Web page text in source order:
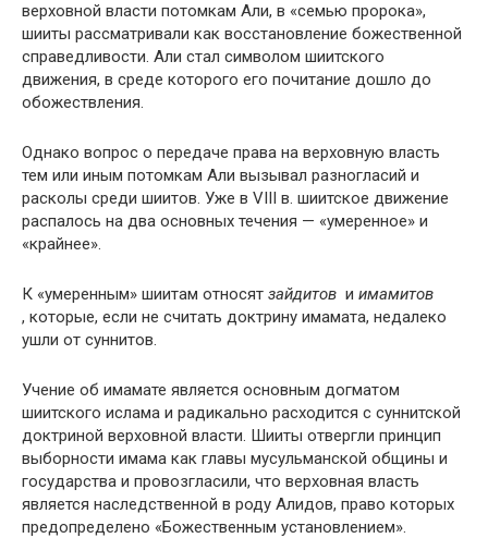
верховной власти потомкам Али, в «семью пророка»,
шииты рассматривали как восстановление божественной
справедливости. Али стал символом шиитского
движения, в среде которого его почитание дошло до
обожествления.
Однако вопрос о передаче права на верховную власть
тем или иным потомкам Али вызывал разногласий и
расколы среди шиитов. Уже в VIII в. шиитское движение
распалось на два основных течения — «умеренное» и
«крайнее».
К «умеренным» шиитам относят зайдитов и имамитов
, которые, если не считать доктрину имамата, недалеко
ушли от суннитов.
Учение об имамате является основным догматом
шиитского ислама и радикально расходится с суннитской
доктриной верховной власти. Шииты отвергли принцип
выборности имама как главы мусульманской общины и
государства и провозгласили, что верховная власть
является наследственной в роду Алидов, право которых
предопределено «Божественным установлением».